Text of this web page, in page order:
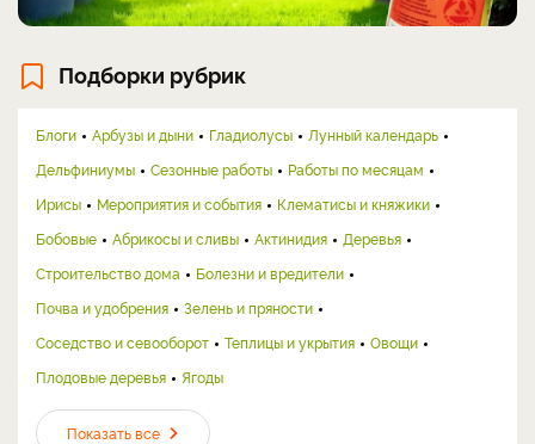
Подборки рубрик
Блоги Арбузы и дыни Гладиолусы
Лунный календарь
Дельфиниумы
Сезонные работы
Работы по месяцам
Ирисы
Мероприятия и события
Клематисы и княжики
Бобовые
Абрикосы и сливы Актинидия
Деревья
Строительство дома
Болезни и вредители
Почва и удобрения
Зелень и пряности
Соседство и севооборот
Теплицы и укрытия
Овощи
Плодовые деревья
Ягоды
Показать все